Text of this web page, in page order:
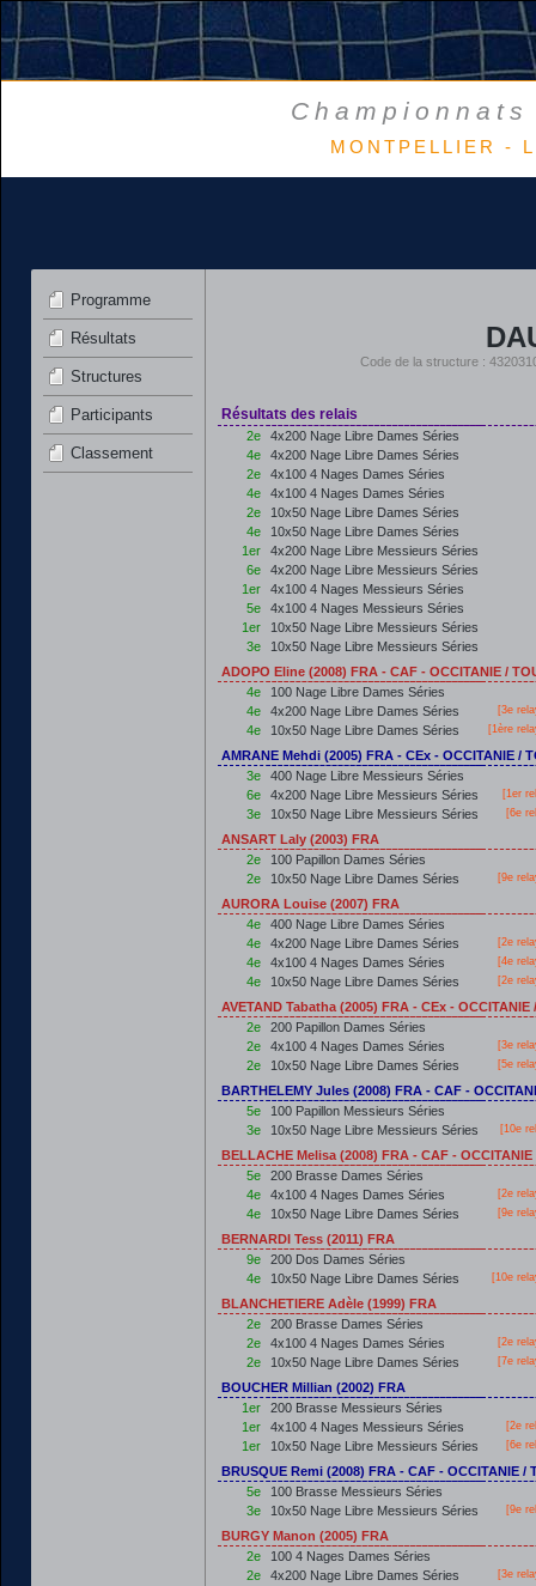
MONTPELLIER -
Programme
Résultats
Structures
Participants
Classement
Code de la structure :
Résultats des relais
2e
4x200 Nage Libre Dames Séries
4e
4x200 Nage Libre Dames Séries
2e
4x100 4 Nages Dames Séries
4e
4x100 4 Nages Dames Séries
2e
10x50 Nage Libre Dames Séries
4e
10x50 Nage Libre Dames Séries
1er
4x200 Nage Libre Messieurs Séries
6e
4x200 Nage Libre Messieurs Séries
1er
4x100 4 Nages Messieurs Séries
5e
4x100 4 Nages Messieurs Séries
1er
10x50 Nage Libre Messieurs Séries
3e
10x50 Nage Libre Messieurs Séries
ADOPO Eline (2008) FRA - CAF - OCCITANIE /
4e
100 Nage Libre Dames Séries
4e
4x200 Nage Libre Dames Séries [3e
4e 10x50 Nage Libre Dames Séries [1ère
AMRANE Mehdi (2005) FRA - CEx - OCCITANIE /
3e
400 Nage Libre Messieurs Séries
6e
4x200 Nage Libre Messieurs Séries [1er
3e 10x50 Nage Libre Messieurs Séries [6e
ANSART Laly (2003) FRA
2e
100 Papillon Dames Séries
2e
10x50 Nage Libre Dames Séries [9e
AURORA Louise (2007) FRA
4e
400 Nage Libre Dames Séries
4e
4x200 Nage Libre Dames Séries [2e
4e 4x100 4 Nages Dames Séries [4e
4e 10x50 Nage Libre Dames Séries [2e
AVETAND Tabatha (2005) FRA - CEx - OCCITANIE
2e
200 Papillon Dames Séries
2e
4x100 4 Nages Dames Séries [3e
2e 10x50 Nage Libre Dames Séries [5e
BARTHELEMY Jules (2008) FRA - CAF -
5e
100 Papillon Messieurs Séries
3e
10x50 Nage Libre Messieurs Séries [10e
BELLACHE Melisa (2008) FRA - CAF - OCCITANIE
5e
200 Brasse Dames Séries
4e
4x100 4 Nages Dames Séries [2e
4e 10x50 Nage Libre Dames Séries [9e
BERNARDI Tess (2011) FRA
9e
200 Dos Dames Séries
4e
10x50 Nage Libre Dames Séries [10e
BLANCHETIERE Adèle (1999) FRA
2e
200 Brasse Dames Séries
2e
4x100 4 Nages Dames Séries [2e
2e 10x50 Nage Libre Dames Séries [7e
BOUCHER Millian (2002) FRA
1er
200 Brasse Messieurs Séries
1er
4x100 4 Nages Messieurs Séries [2e
1er 10x50 Nage Libre Messieurs Séries [6e
BRUSQUE Remi (2008) FRA - CAF - OCCITANIE /
5e
100 Brasse Messieurs Séries
3e
10x50 Nage Libre Messieurs Séries [9e
BURGY Manon (2005) FRA
2e
100 4 Nages Dames Séries
2e
4x200 Nage Libre Dames Séries [3e